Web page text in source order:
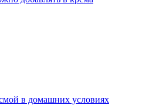
в домашних условиях